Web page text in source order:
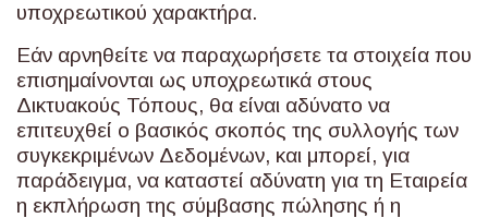
υποχρεωτικού χαρακτήρα.
Εάν αρνηθείτε να παραχωρήσετε τα στοιχεία που
επισημαίνονται ως υποχρεωτικά στους
Δικτυακούς Τόπους, θα είναι αδύνατο να
επιτευχθεί ο βασικός σκοπός της συλλογής των
συγκεκριμένων Δεδομένων, και μπορεί, για
παράδειγμα, να καταστεί αδύνατη για τη Εταιρεία
η εκπλήρωση της σύμβασης πώλησης ή η